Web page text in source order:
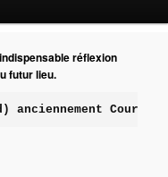
réflexion
futur lieu.
anciennement Courte